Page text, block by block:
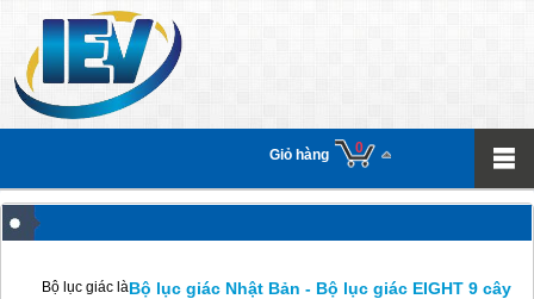
Giỏ hàng 0
Bộ lục giác Nhật Bản - Bộ lục giác EIGHT 9 cây
Bộ lục giác là